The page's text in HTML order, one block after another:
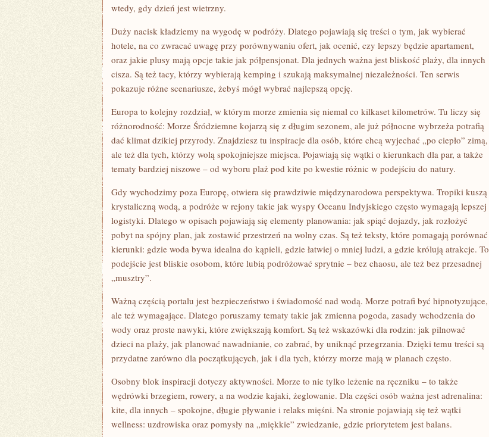
wtedy, gdy dzień jest wietrzny.
Duży nacisk kładziemy na wygodę w podróży. Dlatego pojawiają się treści o tym, jak wybierać
hotele, na co zwracać uwagę przy porównywaniu ofert, jak ocenić, czy lepszy będzie apartament,
oraz jakie plusy mają opcje takie jak półpensjonat. Dla jednych ważna jest bliskość plaży, dla innych
cisza. Są też tacy, którzy wybierają kemping i szukają maksymalnej niezależności. Ten serwis
pokazuje różne scenariusze, żebyś mógł wybrać najlepszą opcję.
Europa to kolejny rozdział, w którym morze zmienia się niemal co kilkaset kilometrów. Tu liczy się
różnorodność: Morze Śródziemne kojarzą się z długim sezonem, ale już północne wybrzeża potrafią
dać klimat dzikiej przyrody. Znajdziesz tu inspiracje dla osób, które chcą wyjechać „po ciepło” zimą,
ale też dla tych, którzy wolą spokojniejsze miejsca. Pojawiają się wątki o kierunkach dla par, a także
tematy bardziej niszowe – od wyboru plaż pod kite po kwestie różnic w podejściu do natury.
Gdy wychodzimy poza Europę, otwiera się prawdziwie międzynarodowa perspektywa. Tropiki kuszą
krystaliczną wodą, a podróże w rejony takie jak wyspy Oceanu Indyjskiego często wymagają lepszej
logistyki. Dlatego w opisach pojawiają się elementy planowania: jak spiąć dojazdy, jak rozłożyć
pobyt na spójny plan, jak zostawić przestrzeń na wolny czas. Są też teksty, które pomagają porównać
kierunki: gdzie woda bywa idealna do kąpieli, gdzie łatwiej o mniej ludzi, a gdzie królują atrakcje. To
podejście jest bliskie osobom, które lubią podróżować sprytnie – bez chaosu, ale też bez przesadnej
„musztry”.
Ważną częścią portalu jest bezpieczeństwo i świadomość nad wodą. Morze potrafi być hipnotyzujące,
ale też wymagające. Dlatego poruszamy tematy takie jak zmienna pogoda, zasady wchodzenia do
wody oraz proste nawyki, które zwiększają komfort. Są też wskazówki dla rodzin: jak pilnować
dzieci na plaży, jak planować nawadnianie, co zabrać, by uniknąć przegrzania. Dzięki temu treści są
przydatne zarówno dla początkujących, jak i dla tych, którzy morze mają w planach często.
Osobny blok inspiracji dotyczy aktywności. Morze to nie tylko leżenie na ręczniku – to także
wędrówki brzegiem, rowery, a na wodzie kajaki, żeglowanie. Dla części osób ważna jest adrenalina:
kite, dla innych – spokojne, długie pływanie i relaks mięśni. Na stronie pojawiają się też wątki
wellness: uzdrowiska oraz pomysły na „miękkie” zwiedzanie, gdzie priorytetem jest balans.